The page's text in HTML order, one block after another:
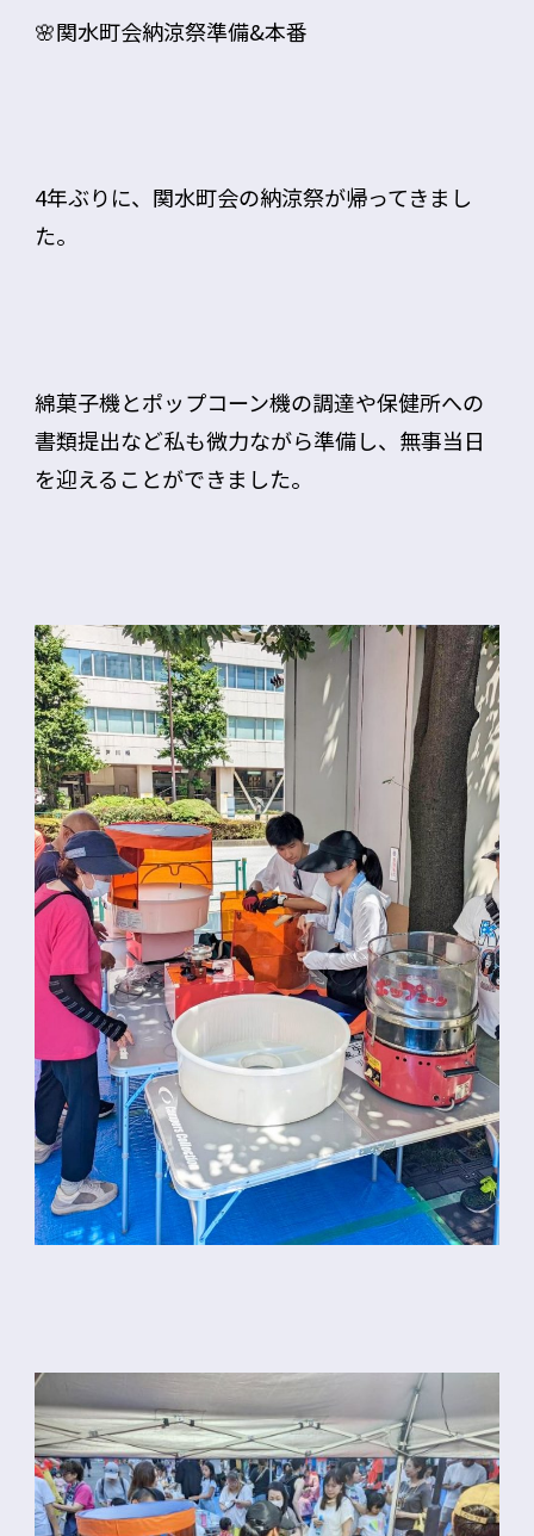
🌸関水町会納涼祭準備&本番
4年ぶりに、関水町会の納涼祭が帰ってきまし
た。
綿菓子機とポップコーン機の調達や保健所への
書類提出など私も微力ながら準備し、無事当日
を迎えることができました。